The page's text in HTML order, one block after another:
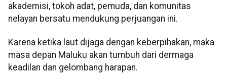
akademisi, tokoh adat, pemuda, dan komunitas
nelayan bersatu mendukung perjuangan ini.
Karena ketika laut dijaga dengan keberpihakan, maka
masa depan Maluku akan tumbuh dari dermaga
keadilan dan gelombang harapan.